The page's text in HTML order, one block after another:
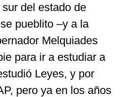
del estado de
pueblito –y a la
Melquiades
para ir a estudiar a
Leyes, y por
pero ya en los años